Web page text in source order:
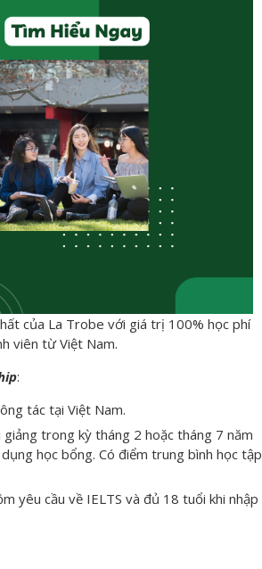
của La Trobe với giá trị 100% học phí
viên từ Việt Nam.
:
tác tại Việt Nam.
giảng trong kỳ tháng 2 hoặc tháng 7 năm
học bổng. Có điểm trung bình học tập
yêu cầu về IELTS và đủ 18 tuổi khi nhập